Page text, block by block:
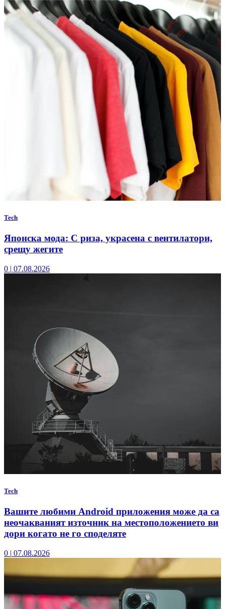
Tech
Японска мода: С риза, украсена с вентилатори,
срещу жегите
0 | 07.08.2026
Tech
Вашите любими Android приложения може да са
неочакваният източник на местоположението ви
дори когато не го споделяте
0 | 07.08.2026